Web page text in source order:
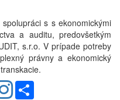
s s ekonomickými
a auditu, predovšetkým
s.r.o. V prípade potreby
právny a ekonomický